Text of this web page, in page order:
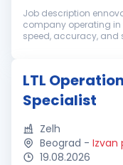
Job description
company operating in
speed, accuracy, and
LTL
Specialist
Zelh
Beograd - Izvan
19.08.2026